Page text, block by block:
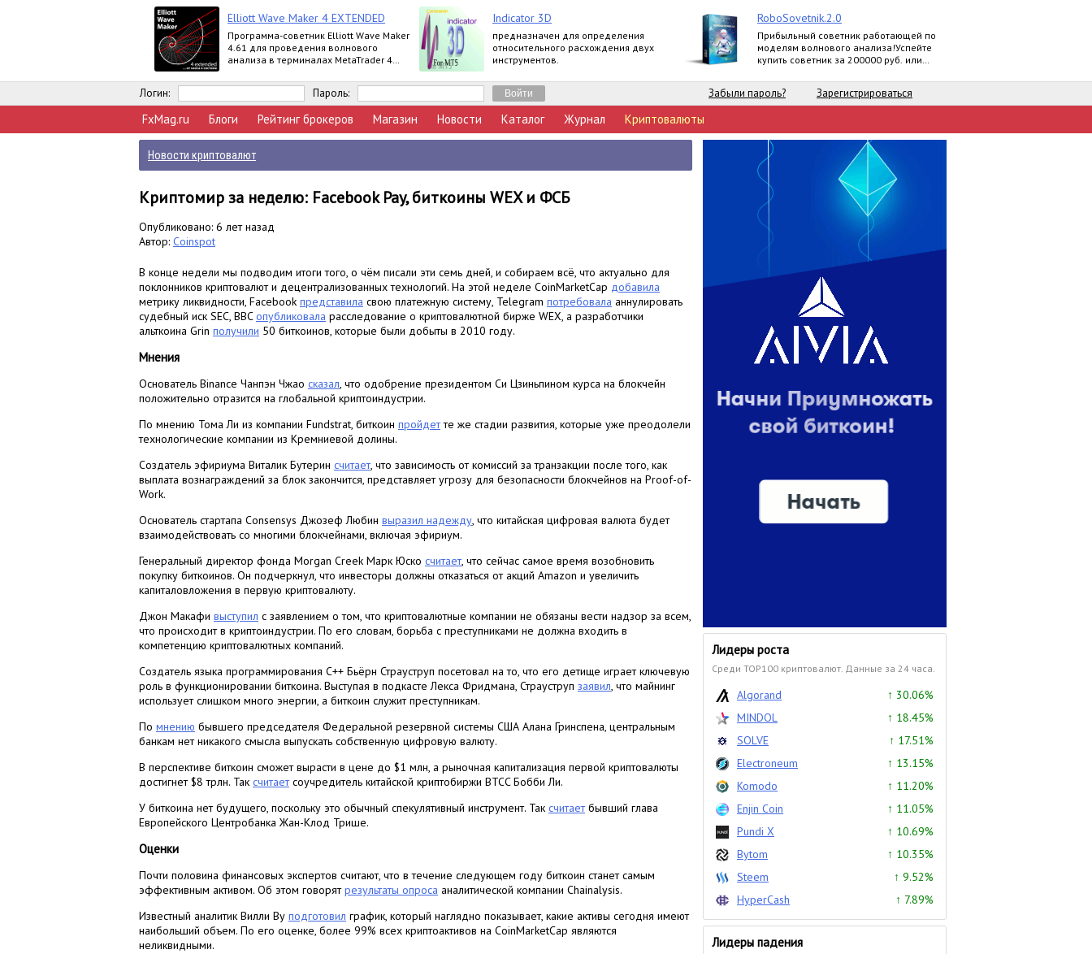
Elliott Wave Maker 4 EXTENDED
Программа-советник Elliott Wave Maker
4.61 для проведения волнового
анализа в терминалах MetaTrader 4
Extended
Indicator 3D
предназначен для определения
относительного расхождения двух
инструментов.
RoboSovetnik.2.0
Прибыльный советник работающей по
моделям волнового анализа!Успейте
купить советник за 200000 руб. или
программе
Логин: Пароль: Забыли пароль? Зарегистрироваться
FxMag.ru Блоги Рейтинг брокеров Магазин Новости Каталог Журнал Криптовалюты
Новости криптовалют
Криптомир за неделю: Facebook Pay, биткоины WEX и ФСБ
Опубликовано: 6 лет назад
Автор: Coinspot
В конце недели мы подводим итоги того, о чём писали эти семь дней, и собираем всё, что актуально для
поклонников криптовалют и децентрализованных технологий. На этой неделе CoinMarketCap добавила
метрику ликвидности, Facebook представила свою платежную систему, Telegram потребовала аннулировать
судебный иск SEC, BBCопубликовала расследование о криптовалютной бирже WEX, а разработчики
альткоина Grin получили 50 биткоинов, которые были добыты в 2010 году.
Мнения
Основатель Binance Чанпэн Чжао сказал, что одобрение президентом Си Цзиньпином курса на блокчейн
положительно отразится на глобальной криптоиндустрии.
По мнению Тома Ли из компании Fundstrat, биткоин пройдетте же стадии развития, которые уже преодолели
технологические компании из Кремниевой долины.
Создатель эфириума Виталик Бутерин считает, что зависимость от комиссий за транзакции после того, как
выплата вознаграждений за блок закончится, представляет угрозу для безопасности блокчейнов на Proof-of-
Work.
Основатель стартапа Consensys Джозеф Любин выразил надежду, что китайская цифровая валюта будет
взаимодействовать со многими блокчейнами, включая эфириум.
Генеральный директор фонда Morgan Creek Марк Юско считает, что сейчас самое время возобновить
покупку биткоинов. Он подчеркнул, что инвесторы должны отказаться от акций Amazon и увеличить
капиталовложения в первую криптовалюту.
Джон Макафи выступил с заявлением о том, что криптовалютные компании не обязаны вести надзор за всем,
что происходит в криптоиндустрии. По его словам, борьба с преступниками не должна входить в
компетенцию криптовалютных компаний.
Создатель языка программирования C++ Бьёрн Страуструп посетовал на то, что его детище играет ключевую
роль в функционировании биткоина. Выступая в подкасте Лекса Фридмана, Страуструп заявил, что майнинг
использует слишком много энергии, а биткоин служит преступникам.
По мнению бывшего председателя Федеральной резервной системы США Алана Гринспена, центральным
банкам нет никакого смысла выпускать собственную цифровую валюту.
В перспективе биткоин сможет вырасти в цене до $1 млн, а рыночная капитализация первой криптовалюты
достигнет $8 трлн. Так считаетсоучредитель китайской криптобиржи BTCC Бобби Ли.
У биткоина нет будущего, поскольку это обычный спекулятивный инструмент. Так считаетбывший глава
Европейского Центробанка Жан-Клод Трише.
Оценки
Почти половина финансовых экспертов считают, что в течение следующем году биткоин станет самым
эффективным активом. Об этом говорятрезультаты опроса аналитической компании Chainalysis.
Известный аналитик Вилли Ву подготовил график, который наглядно показывает, какие активы сегодня имеют
наибольший объем. По его оценке, более 99% всех криптоактивов на CoinMarketCap являются
неликвидными.
Лидеры роста
Среди TOP100 криптовалют. Данные за 24 часа.
Algorand
↑ 30.06%
MINDOL
↑ 18.45%
SOLVE
↑ 17.51%
Electroneum
↑ 13.15%
Komodo
↑ 11.20%
Enjin Coin
↑ 11.05%
Pundi X
↑ 10.69%
Bytom
↑ 10.35%
Steem
↑ 9.52%
HyperCash
↑ 7.89%
Лидеры падения